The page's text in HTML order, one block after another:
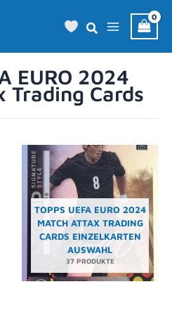
EURO 2024
Cards
TOPPS UEFA EURO 2024
MATCH ATTAX TRADING
CARDS EINZELKARTEN
AUSWAHL
37 PRODUKTE